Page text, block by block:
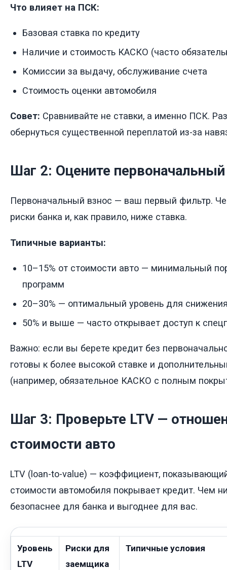
Что влияет на ПСК:
Базовая ставка по кредиту
Наличие и стоимость КАСКО (часто
Комиссии за выдачу, обслуживание счета
Стоимость оценки автомобиля
Совет: Сравнивайте не ставки, а именно ПСК.
обернуться существенной переплатой из-за
Шаг 2: Оцените
Первоначальный взнос — ваш первый фильтр.
риски банка и, как правило, ниже ставка.
Типичные варианты:
10–15% от стоимости авто — минимальный
программ
20–30% — оптимальный уровень для
50% и выше — часто открывает доступ к
Важно: если вы берете кредит без
готовы к более высокой ставке и
(например, обязательное КАСКО с полным
Шаг 3: Проверьте LTV —
стоимости авто
LTV (loan-to-value) — коэффициент,
стоимости автомобиля покрывает кредит. Чем
безопаснее для банка и выгоднее для вас.
Уровень
LTV
Риски для
заемщика
Типичные условия